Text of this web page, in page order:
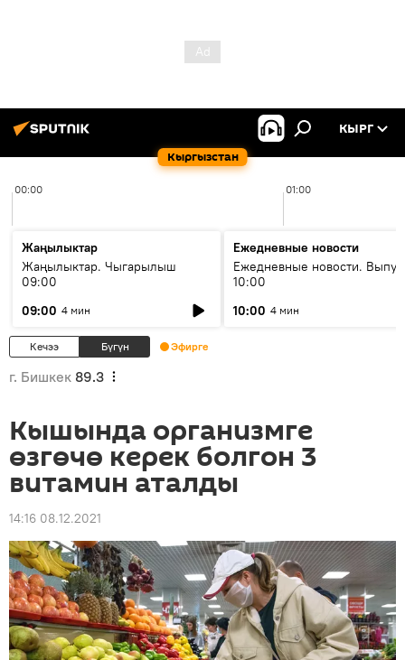
Кыргызстан
КЫРГ
00:00 01:00
Жаңылыктар
Жаңылыктар. Чыгарылыш
09:00
09:00 4 мин
Ежедневные новости
Ежедневные новости.
10:00
10:00 4 мин
Кечээ Бүгүн Эфирге
г. Бишкек 89.3
Кышында организмге
өзгөчө керек болгон 3
витамин аталды
14:16 08.12.2021